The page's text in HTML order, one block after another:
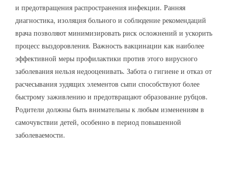
и предотвращения распространения инфекции. Ранняя
диагностика, изоляция больного и соблюдение рекомендаций
врача позволяют минимизировать риск осложнений и ускорить
процесс выздоровления. Важность вакцинации как наиболее
эффективной меры профилактики против этого вирусного
заболевания нельзя недооценивать. Забота о гигиене и отказ от
расчесывания зудящих элементов сыпи способствуют более
быстрому заживлению и предотвращают образование рубцов.
Родители должны быть внимательны к любым изменениям в
самочувствии детей, особенно в период повышенной
заболеваемости.